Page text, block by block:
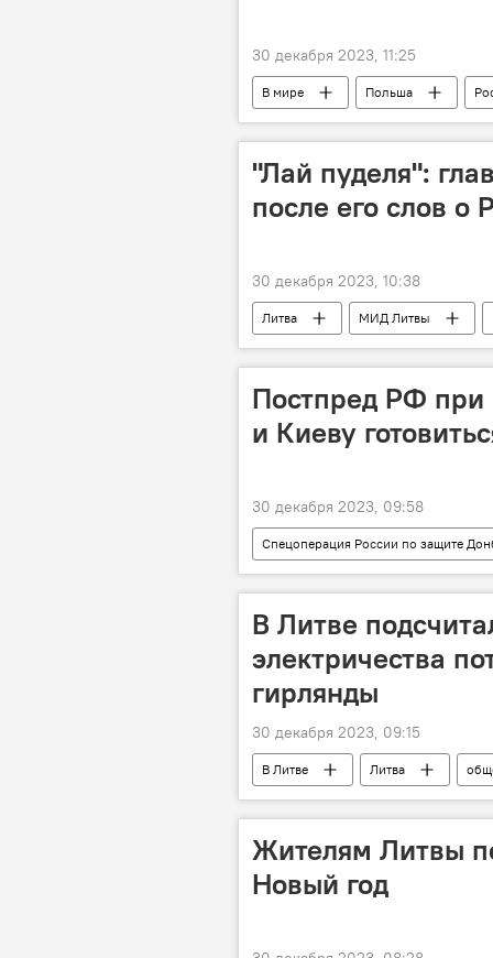
30 декабря 2023, 11:25
В мире Польша
"Лай пуделя":
после его слов о
30 декабря 2023, 10:38
Литва МИД Литвы
Политика
Постпред РФ при
и Киеву
30 декабря 2023, 09:58
Спецоперация России по защите
Василий Небензя
Общество
В Литве
электричества
гирлянды
30 декабря 2023, 09:15
В Литве Литва
электроэнергия
Жителям Литвы
Новый год